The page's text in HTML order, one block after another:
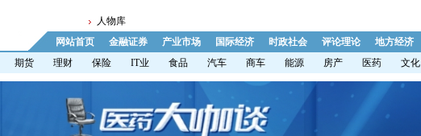
人物库
网站首页
金融证券 产业市场 国际经济 时政社会 评论理论 地方经济
期货 理财 保险 IT业 食品 汽车 商车 能源 房产 医药 文化